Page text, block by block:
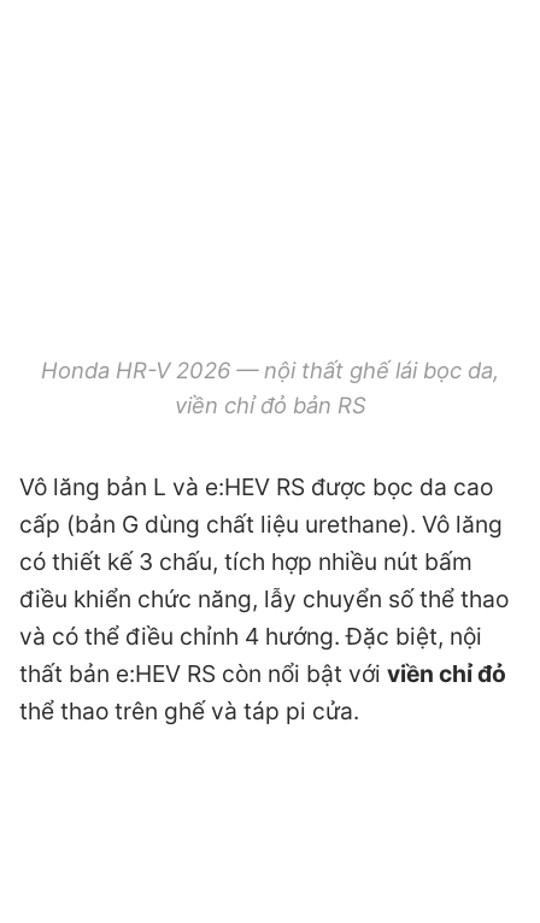
Honda HR-V 2026 — nội thất ghế lái bọc da,
viền chỉ đỏ bản RS
Vô lăng bản L và e:HEV RS được bọc da cao
cấp (bản G dùng chất liệu urethane). Vô lăng
có thiết kế 3 chấu, tích hợp nhiều nút bấm
điều khiển chức năng, lẫy chuyển số thể thao
và có thể điều chỉnh 4 hướng. Đặc biệt, nội
thất bản e:HEV RS còn nổi bật với viền chỉ đỏ
thể thao trên ghế và táp pi cửa.